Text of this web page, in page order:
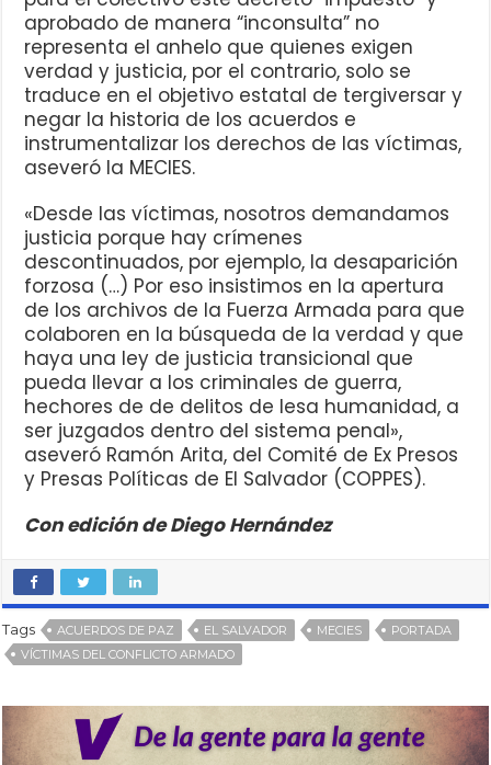
aprobado de manera “inconsulta” no
representa el anhelo que quienes exigen
verdad y justicia, por el contrario, solo se
traduce en el objetivo estatal de tergiversar y
negar la historia de los acuerdos e
instrumentalizar los derechos de las víctimas,
aseveró la MECIES.
«Desde las víctimas, nosotros demandamos
justicia porque hay crímenes
descontinuados, por ejemplo, la desaparición
forzosa (…) Por eso insistimos en la apertura
de los archivos de la Fuerza Armada para que
colaboren en la búsqueda de la verdad y que
haya una ley de justicia transicional que
pueda llevar a los criminales de guerra,
hechores de de delitos de lesa humanidad, a
ser juzgados dentro del sistema penal»,
aseveró Ramón Arita, del Comité de Ex Presos
y Presas Políticas de El Salvador (COPPES).
Con edición de Diego Hernández
Tags ACUERDOS DE PAZ EL SALVADOR MECIES
PORTADA
VÍCTIMAS DEL CONFLICTO ARMADO